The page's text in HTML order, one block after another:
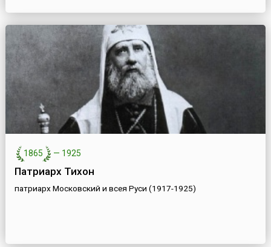
1865 — 1925
Патриарх Тихон
патриарх Московский и всея Руси (1917-1925)